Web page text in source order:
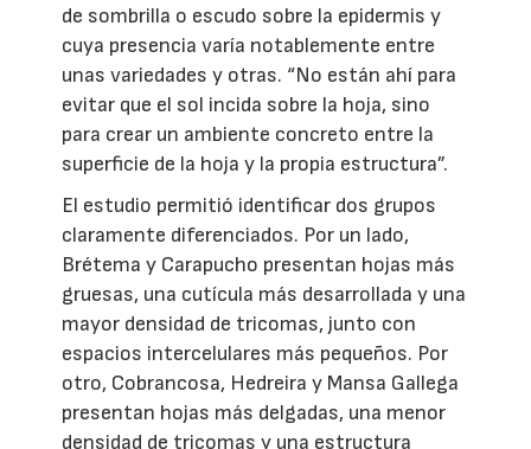
de sombrilla o escudo sobre la epidermis y
cuya presencia varía notablemente entre
unas variedades y otras. “No están ahí para
evitar que el sol incida sobre la hoja, sino
para crear un ambiente concreto entre la
superficie de la hoja y la propia estructura”.
El estudio permitió identificar dos grupos
claramente diferenciados. Por un lado,
Brétema y Carapucho presentan hojas más
gruesas, una cutícula más desarrollada y una
mayor densidad de tricomas, junto con
espacios intercelulares más pequeños. Por
otro, Cobrancosa, Hedreira y Mansa Gallega
presentan hojas más delgadas, una menor
densidad de tricomas y una estructura